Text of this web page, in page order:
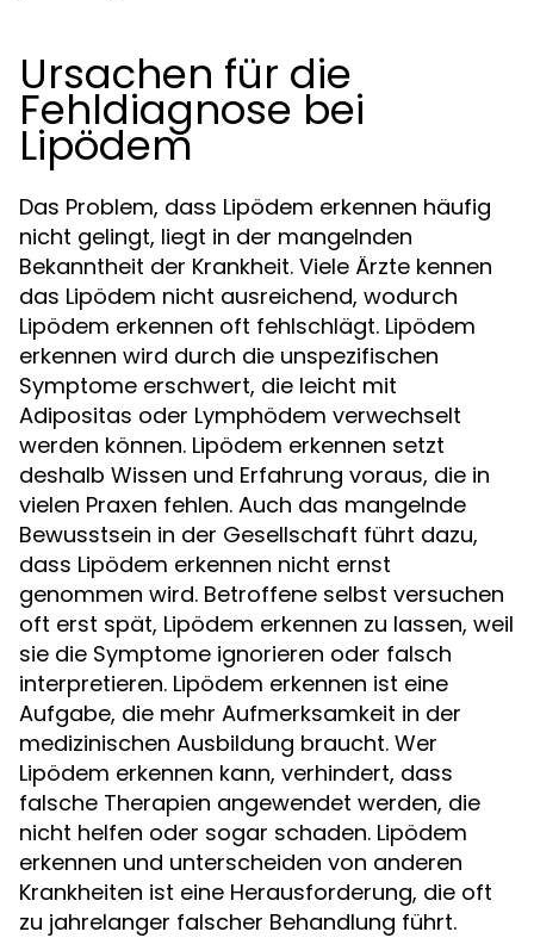
Ursachen für die
Fehldiagnose bei
Lipödem
Das Problem, dass Lipödem erkennen häufig
nicht gelingt, liegt in der mangelnden
Bekanntheit der Krankheit. Viele Ärzte kennen
das Lipödem nicht ausreichend, wodurch
Lipödem erkennen oft fehlschlägt. Lipödem
erkennen wird durch die unspezifischen
Symptome erschwert, die leicht mit
Adipositas oder Lymphödem verwechselt
werden können. Lipödem erkennen setzt
deshalb Wissen und Erfahrung voraus, die in
vielen Praxen fehlen. Auch das mangelnde
Bewusstsein in der Gesellschaft führt dazu,
dass Lipödem erkennen nicht ernst
genommen wird. Betroffene selbst versuchen
oft erst spät, Lipödem erkennen zu lassen, weil
sie die Symptome ignorieren oder falsch
interpretieren. Lipödem erkennen ist eine
Aufgabe, die mehr Aufmerksamkeit in der
medizinischen Ausbildung braucht. Wer
Lipödem erkennen kann, verhindert, dass
falsche Therapien angewendet werden, die
nicht helfen oder sogar schaden. Lipödem
erkennen und unterscheiden von anderen
Krankheiten ist eine Herausforderung, die oft
zu jahrelanger falscher Behandlung führt.